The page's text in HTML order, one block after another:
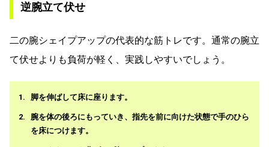
逆腕立て伏せ
二の腕シェイプアップの代表的な筋トレです。通常の腕立
て伏せよりも負荷が軽く、実践しやすいでしょう。
脚を伸ばして床に座ります。
腕を体の後ろにもっていき、指先を前に向けた状態で手のひら
を床につけます。